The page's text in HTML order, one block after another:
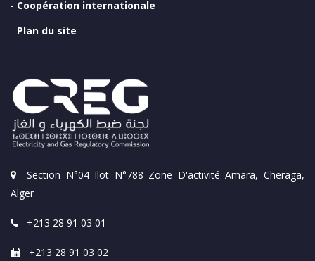
Section N°04 Ilot N°788 Zone D'activité Amara, Cheraga,
Alger
+213 28 91 03 01
+213 28 91 03 02
- Coopération internationale
- Plan du site